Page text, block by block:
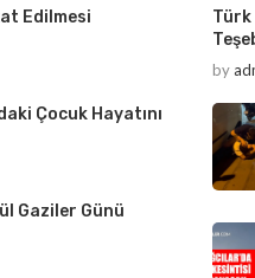
Edilmesi
Çocuk Hayatını
Gaziler Günü
Türk
by